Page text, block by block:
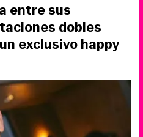
entre sus
dobles
exclusivo happy